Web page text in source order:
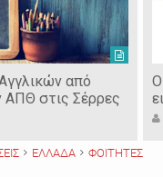
από
ΑΠΘ στις Σέρρες
ΕΛΛΑΔΑ ΦΟΙΤΗΤΕΣ